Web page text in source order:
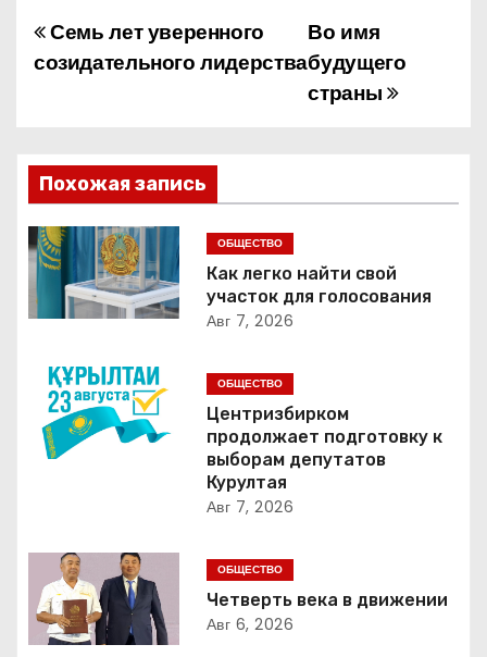
Н
и
г
а
ц
и
я
п
з
а
п
Во имя
будущего
страны
Семь лет уверенного
созидательного лидерства
Похожая запись
ОБЩЕСТВО
Как легко найти свой
участок для голосования
Авг 7, 2026
ОБЩЕСТВО
Центризбирком
продолжает подготовку к
выборам депутатов
Курултая
Авг 7, 2026
ОБЩЕСТВО
Четверть века в движении
Авг 6, 2026